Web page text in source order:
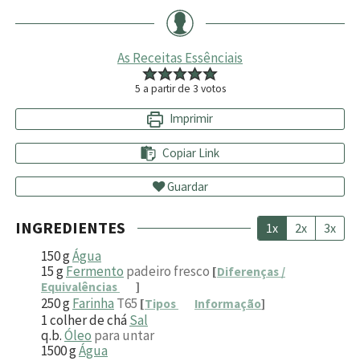
As Receitas Essênciais
5 a partir de 3 votos
Imprimir
Copiar Link
Guardar
INGREDIENTES 1x 2x 3x
150gÁgua
15gFermento padeiro fresco [Diferenças /
Equivalências
]
250gFarinha T65 [Tipos Informação]
1colher de cháSal
q.b.Óleo para untar
1500gÁgua